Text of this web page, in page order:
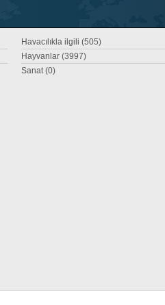
Havacılıkla ilgili (505)
Hayvanlar (3997)
Sanat (0)